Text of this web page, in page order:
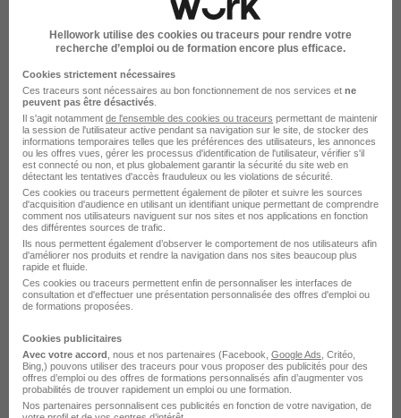
Essonne - 91 CDI
Voir l’offre
il y a 17 jours
Recherches similaires
Emploi Consultant fonctionnel
Emploi Informatique
Emploi Mantes-la-Jolie
Emploi Versailles
Hellowork utilise des cookies ou traceurs pour rendre votre
recherche d’emploi ou de formation encore plus efficace.
Cookies strictement nécessaires
Ces traceurs sont nécessaires au bon fonctionnement de nos services et ne
peuvent pas être désactivés
Il s'agit notamment de l'ensemble des cookies ou traceurs permettant de maintenir
la session de l'utilisateur active pendant sa navigation sur le site, de stocker des
informations temporaires telles que les préférences des utilisateurs, les annonces
ou les offres vues, gérer les processus d'identification de l'utilisateur, vérifier s'il
est connecté ou non, et plus globalement garantir la sécurité du site web en
détectant les tentatives d'accès frauduleux ou les violations de sécurité.
Ces cookies ou traceurs permettent également de piloter et suivre les sources
d'acquisition d'audience en utilisant un identifiant unique permettant de comprendre
comment nos utilisateurs naviguent sur nos sites et nos applications en fonction
des différentes sources de trafic.
Ils nous permettent également d’observer le comportement de nos utilisateurs afin
d'améliorer nos produits et rendre la navigation dans nos sites beaucoup plus
rapide et fluide.
Ces cookies ou traceurs permettent enfin de personnaliser les interfaces de
consultation et d'effectuer une présentation personnalisée des offres d'emploi ou
de formations proposées.
Cookies publicitaires
Avec votre accord , nous et nos partenaires (Facebook, Google Ads , Critéo,
Bing,) pouvons utiliser des traceurs pour vous proposer des publicités pour des
offres d’emploi ou des offres de formations personnalisés afin d’augmenter vos
probabilités de trouver rapidement un emploi ou une formation.
Nos partenaires personnalisent ces publicités en fonction de votre navigation, de